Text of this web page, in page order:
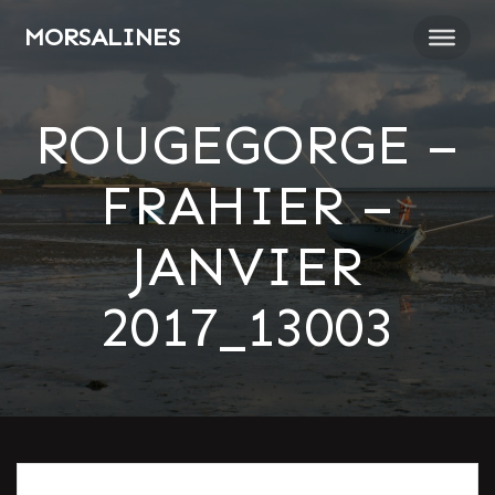
MORSALINES
ROUGEGORGE –
FRAHIER –
JANVIER
2017_13003